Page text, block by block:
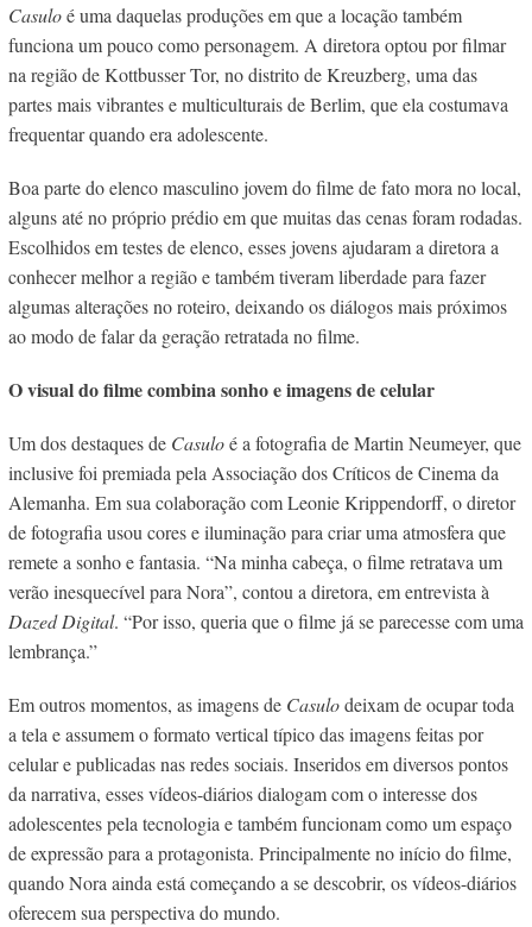
Casuloé uma daquelas produções em que a locação também
funciona um pouco como personagem. A diretora optou por filmar
na região de Kottbusser Tor, no distrito de Kreuzberg, uma das
partes mais vibrantes e multiculturais de Berlim, que ela costumava
frequentar quando era adolescente.
Boa parte do elenco masculino jovem do filme de fato mora no local,
alguns até no próprio prédio em que muitas das cenas foram rodadas.
Escolhidos em testes de elenco, esses jovens ajudaram a diretora a
conhecer melhor a região e também tiveram liberdade para fazer
algumas alterações no roteiro, deixando os diálogos mais próximos
ao modo de falar da geração retratada no filme.
O visual do filme combina sonho e imagens de celular
Um dos destaques de Casuloé a fotografia de Martin Neumeyer, que
inclusive foi premiada pela Associação dos Críticos de Cinema da
Alemanha. Em sua colaboração com Leonie Krippendorff, o diretor
de fotografia usou cores e iluminação para criar uma atmosfera que
remete a sonho e fantasia. “Na minha cabeça, o filme retratava um
verão inesquecível para Nora”, contou a diretora, em entrevista à
Dazed Digital. “Por isso, queria que o filme já se parecesse com uma
lembrança.”
Em outros momentos, as imagens de Casulodeixam de ocupar toda
a tela e assumem o formato vertical típico das imagens feitas por
celular e publicadas nas redes sociais. Inseridos em diversos pontos
da narrativa, esses vídeos-diários dialogam com o interesse dos
adolescentes pela tecnologia e também funcionam como um espaço
de expressão para a protagonista. Principalmente no início do filme,
quando Nora ainda está começando a se descobrir, os vídeos-diários
oferecem sua perspectiva do mundo.